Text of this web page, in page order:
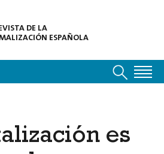
DE LA
ESPAÑOLA
es